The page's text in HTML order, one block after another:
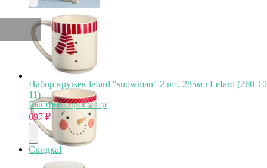
Набор кружек lefard "snowman" 2 шт. 285мл Lefard (260-
11)
Быстрый просмотр
697 ₽
Скидка!